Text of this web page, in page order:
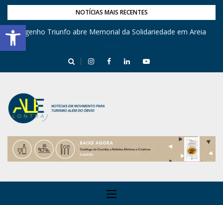
Barra de Ferramentas Aberta
NOTÍCIAS MAIS RECENTES
Engenho Triunfo abre Memorial da Solidariedade em Areia